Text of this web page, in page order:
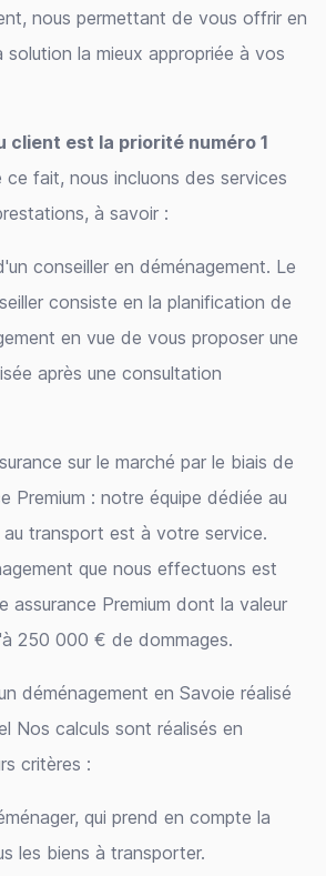
nous permettant de vous offrir en
solution la mieux appropriée à vos
client est la priorité numéro 1
ce fait, nous incluons des services
à savoir :
conseiller en déménagement. Le
consiste en la planification de
en vue de vous proposer une
après une consultation
sur le marché par le biais de
Premium : notre équipe dédiée au
transport est à votre service.
que nous effectuons est
assurance Premium dont la valeur
250 000 € de dommages.
déménagement en Savoie réalisé
Nos calculs sont réalisés en
critères :
qui prend en compte la
les biens à transporter.